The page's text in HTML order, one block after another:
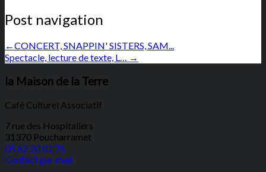
Post navigation
←CONCERT, SNAPPIN' SISTERS, SAM...
Spectacle, lecture de texte, L… →
la Maison de la Terre
Café Culturel Associatif
7 rue des Hospitaliers
31370 Poucharramet
05 62 20 01 76
Contact par mail